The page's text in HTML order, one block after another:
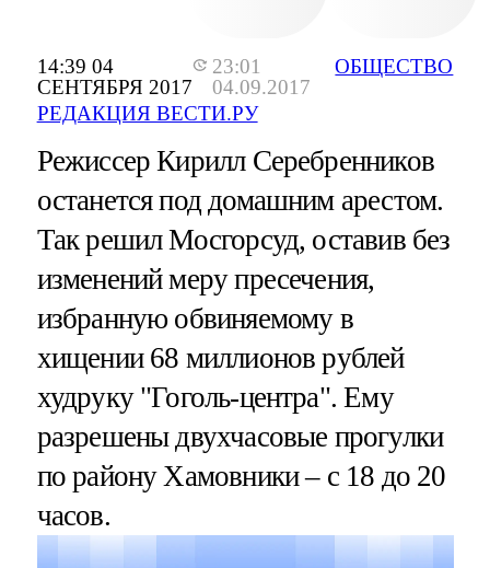
14:39 04
СЕНТЯБРЯ 2017
23:01
04.09.2017
РЕДАКЦИЯ ВЕСТИ.РУ
ОБЩЕСТВО
Режиссер Кирилл Серебренников
останется под домашним арестом.
Так решил Мосгорсуд, оставив без
изменений меру пресечения,
избранную обвиняемому в
хищении 68 миллионов рублей
худруку "Гоголь-центра". Ему
разрешены двухчасовые прогулки
по району Хамовники – с 18 до 20
часов.